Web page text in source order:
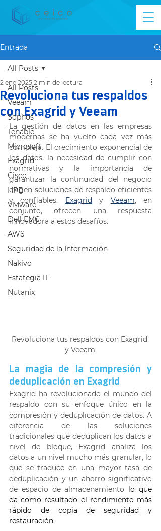
Entrada
All Posts
Veeam
Sophos
Tenable
Microsoft
Exagrid
Cisco
HPE
VMware
Dell EMC
AWS
Seguridad de la Información
Nakivo
Estategia IT
Nutanix
All Posts
Revoluciona tus respaldos
con Exagrid y Veeam
2 ene 2025 2 min de lectura
La gestión de datos en las empresas
modernas se ha vuelto cada vez más
compleja. El crecimiento exponencial de
los datos, la necesidad de cumplir con
normativas y la importancia de
garantizar la continuidad del negocio
exigen soluciones de respaldo eficientes
y confiables. Exagrid y Veeam, en
conjunto, ofrecen una respuesta
innovadora a estos desafíos.
Revoluciona tus respaldos con Exagrid
y Veeam.
La magia de la compresión y
deduplicación en Exagrid
Exagrid ha revolucionado el mundo del
respaldo con su enfoque único en la
compresión y deduplicación de datos. A
diferencia de las soluciones
tradicionales que deduplican los datos a
nivel de bloque, Exagrid analiza los
datos a un nivel mucho más granular, lo
que se traduce en una mayor tasa de
deduplicación y un ahorro significativo
de espacio de almacenamiento lo que
da como resultado el rendimiento más
rápido de copia de seguridad y
restauración.